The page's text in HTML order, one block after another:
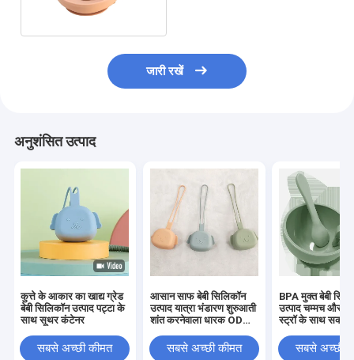
जारी रखें
अनुशंसित उत्पाद
कुत्ते के आकार का खाद्य ग्रेड
बेबी सिलिकॉन उत्पाद पट्टा के
साथ सूथर कंटेनर
सबसे अच्छी कीमत
आसान साफ ​​बेबी सिलिकॉन
उत्पाद यात्रा भंडारण शुरुआती
शांत करनेवाला धारक ODM
सबसे अच्छी कीमत
BPA मुक्त बेबी
उत्पाद चम्मच और
स्ट्रॉ के साथ सक्शन
सबसे अच्छी